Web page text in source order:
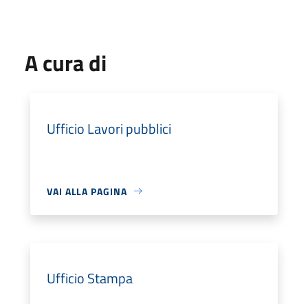
A cura di
Ufficio Lavori pubblici
VAI ALLA PAGINA
Ufficio Stampa